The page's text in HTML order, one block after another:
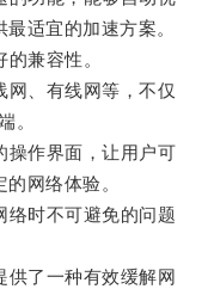
适宜的加速方案。
兼容性。
、有线网等，不仅
。
作界面，让用户可
网络体验。
时不可避免的问题
了一种有效缓解网